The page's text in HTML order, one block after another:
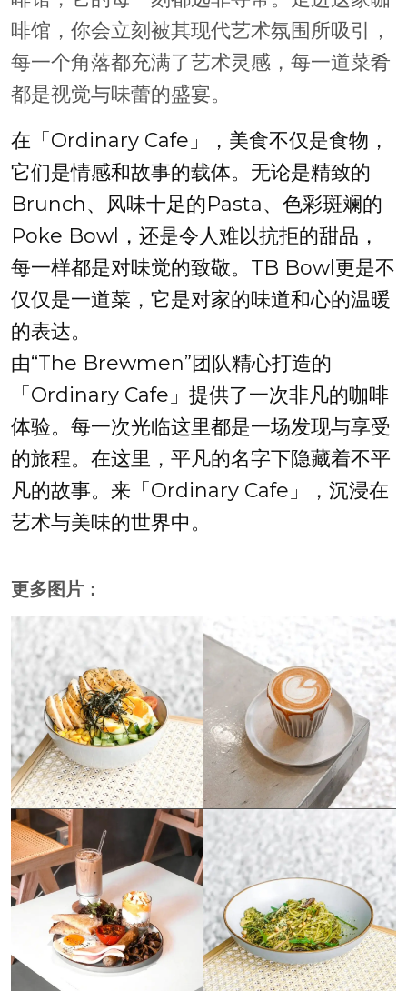
啡馆，你会立刻被其现代艺术氛围所吸引，
每一个角落都充满了艺术灵感，每一道菜肴
都是视觉与味蕾的盛宴。
在「Ordinary Cafe」，美食不仅是食物，
它们是情感和故事的载体。无论是精致的
Brunch、风味十足的Pasta、色彩斑斓的
Poke Bowl，还是令人难以抗拒的甜品，
每一样都是对味觉的致敬。TB Bowl更是不
仅仅是一道菜，它是对家的味道和心的温暖
的表达。
由“The Brewmen”团队精心打造的
「Ordinary Cafe」提供了一次非凡的咖啡
体验。每一次光临这里都是一场发现与享受
的旅程。在这里，平凡的名字下隐藏着不平
凡的故事。来「Ordinary Cafe」，沉浸在
艺术与美味的世界中。
更多图片：